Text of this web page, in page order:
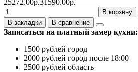
25272.00р.31590.00р.
В корзину
В закладки
В сравнение
Записаться на платный замер кухни:
1500 рублей город
2000 рублей город после 18:00
2500 рублей область